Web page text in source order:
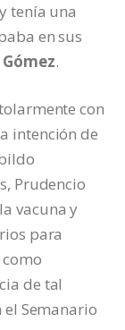
tenía una
en sus
.
con
intención de
Prudencio
vacuna y
para
de tal
el Semanario